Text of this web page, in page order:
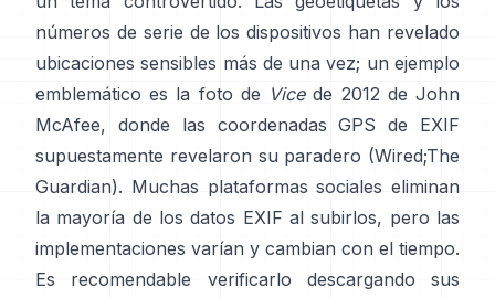
números de serie de los dispositivos han revelado
ubicaciones sensibles más de una vez; un ejemplo
emblemático es la foto de Vicede 2012 de John
McAfee, donde las coordenadas GPS de EXIF
supuestamente revelaron su paradero (Wired;The
Guardian). Muchas plataformas sociales eliminan
la mayoría de los datos EXIF al subirlos, pero las
implementaciones varían y cambian con el tiempo.
Es recomendable verificarlo descargando sus